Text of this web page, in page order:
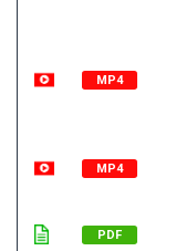
MP4
MP4
PDF